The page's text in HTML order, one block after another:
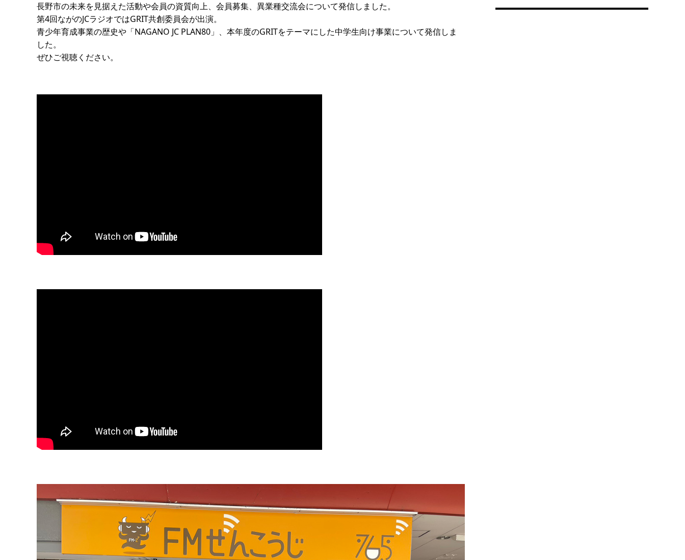
長野市の未来を見据えた活動や会員の資質向上、会員募集、異業種交流会について発信しました。
第4回ながのJCラジオではGRIT共創委員会が出演。
青少年育成事業の歴史や「NAGANO JC PLAN80」、本年度のGRITをテーマにした中学生向け事業について発信しま
した。
ぜひご視聴ください。